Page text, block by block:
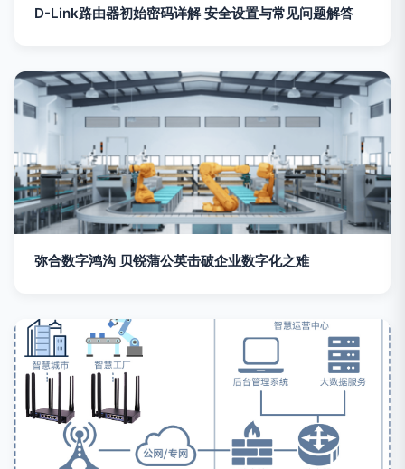
D-Link路由器初始密码详解 安全设置与常见问题解答
弥合数字鸿沟 贝锐蒲公英击破企业数字化之难